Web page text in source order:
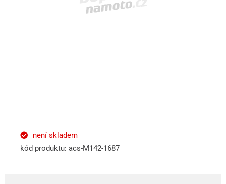
není skladem
kód produktu: acs-M142-1687